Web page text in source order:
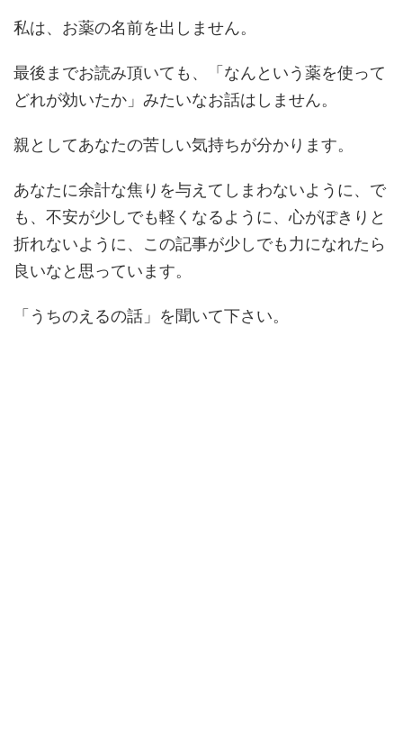
私は、お薬の名前を出しません。
最後までお読み頂いても、「なんという薬を使って
どれが効いたか」みたいなお話はしません。
親としてあなたの苦しい気持ちが分かります。
あなたに余計な焦りを与えてしまわないように、で
も、不安が少しでも軽くなるように、心がぽきりと
折れないように、この記事が少しでも力になれたら
良いなと思っています。
「うちのえるの話」を聞いて下さい。